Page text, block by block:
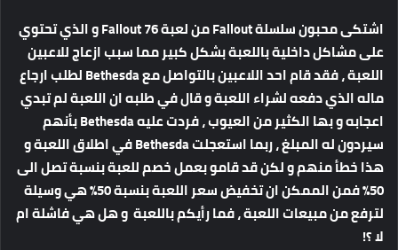
اشتكى محبون سلسلة Fallout من لعبة Fallout 76 و الذي تحتوي
على مشاكل داخلية باللعبة بشكل كبير مما سبب ازعاج للاعبين
اللعبة ، فقد قام احد اللاعبين بالتواصل مع Bethesda لطلب ارجاع
ماله الذي دفعه لشراء اللعبة و قال في طلبه ان اللعبة لم تبدي
اعجابه و بها الكثير من العيوب ، فردت عليه Bethesda بأنهم
سيردون له المبلغ ، ربما استعجلت Bethesda في اطلاق اللعبة و
هذا خطأ منهم و لكن قد قامو بعمل خصم للعبة بنسبة تصل الى
50% فمن الممكن ان تخفيض سعر اللعبة بنسبة 50% هي وسيلة
لترفع من مبيعات اللعبة ، فما رأيكم باللعبة و هل هي فاشلة ام
لا ؟!